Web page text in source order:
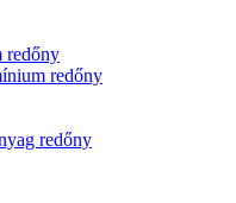
redőny
redőny
redőny